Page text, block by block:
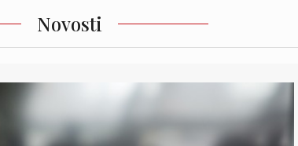
Novosti